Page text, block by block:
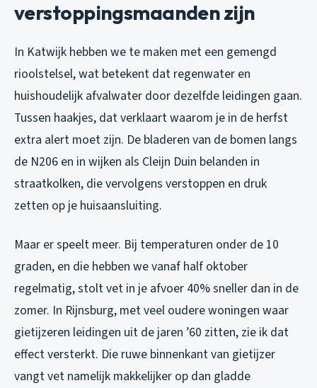
verstoppingsmaanden zijn
In Katwijk hebben we te maken met een gemengd
rioolstelsel, wat betekent dat regenwater en
huishoudelijk afvalwater door dezelfde leidingen gaan.
Tussen haakjes, dat verklaart waarom je in de herfst
extra alert moet zijn. De bladeren van de bomen langs
de N206 en in wijken als Cleijn Duin belanden in
straatkolken, die vervolgens verstoppen en druk
zetten op je huisaansluiting.
Maar er speelt meer. Bij temperaturen onder de 10
graden, en die hebben we vanaf half oktober
regelmatig, stolt vet in je afvoer 40% sneller dan in de
zomer. In Rijnsburg, met veel oudere woningen waar
gietijzeren leidingen uit de jaren ’60 zitten, zie ik dat
effect versterkt. Die ruwe binnenkant van gietijzer
vangt vet namelijk makkelijker op dan gladde